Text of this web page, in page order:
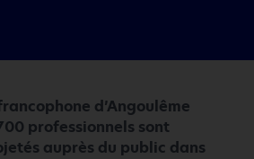
d’Angoulême
professionnels sont
auprès du public dans